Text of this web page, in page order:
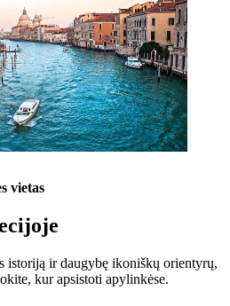
vietas
istoriją ir daugybę ikoniškų orientyrų,
kur apsistoti apylinkėse.